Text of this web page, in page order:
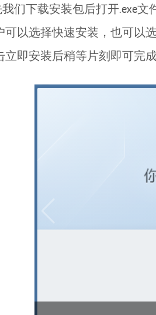
我们下载安装包后打开.exe文
可以选择快速安装，也可以
立即安装后稍等片刻即可完